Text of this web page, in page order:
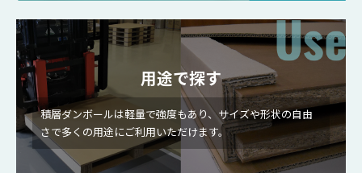
用途で探す
積層ダンボールは軽量で強度もあり、サイズや形状の自由
さで多くの用途にご利用いただけます。